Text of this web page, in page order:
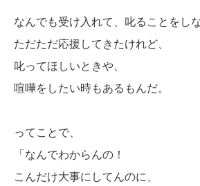
なんでも受け入れて、叱ることをしな
ただただ応援してきたけれど、
叱ってほしいときや、
喧嘩をしたい時もあるもんだ。
ってことで、
「なんでわからんの！
こんだけ大事にしてんのに、